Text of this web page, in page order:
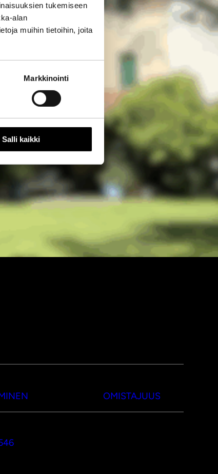
tukemiseen
alan
muihin tietoihin, joita
Markkinointi
Salli kaikki
OMISTAJUUS